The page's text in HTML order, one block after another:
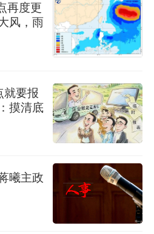
处理；二是人物的“形象
角色，使之立体丰满；三
于程式中融入更多舞蹈元
景、灯光等现代设计；五
扩充伴奏、丰富和声。
昆剧创作，尤其是全本戏
美学”。
，正是这一“新美学”的核
品化和精细化的艺术审
再度更
风，雨
就要报
摸清底
曦主政